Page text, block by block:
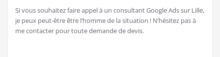
Si vous souhaitez faire appel à un consultant Google Ads sur Lille,
je peux peut-être être l’homme de la situation ! N’hésitez pas à
me contacter pour toute demande de devis.